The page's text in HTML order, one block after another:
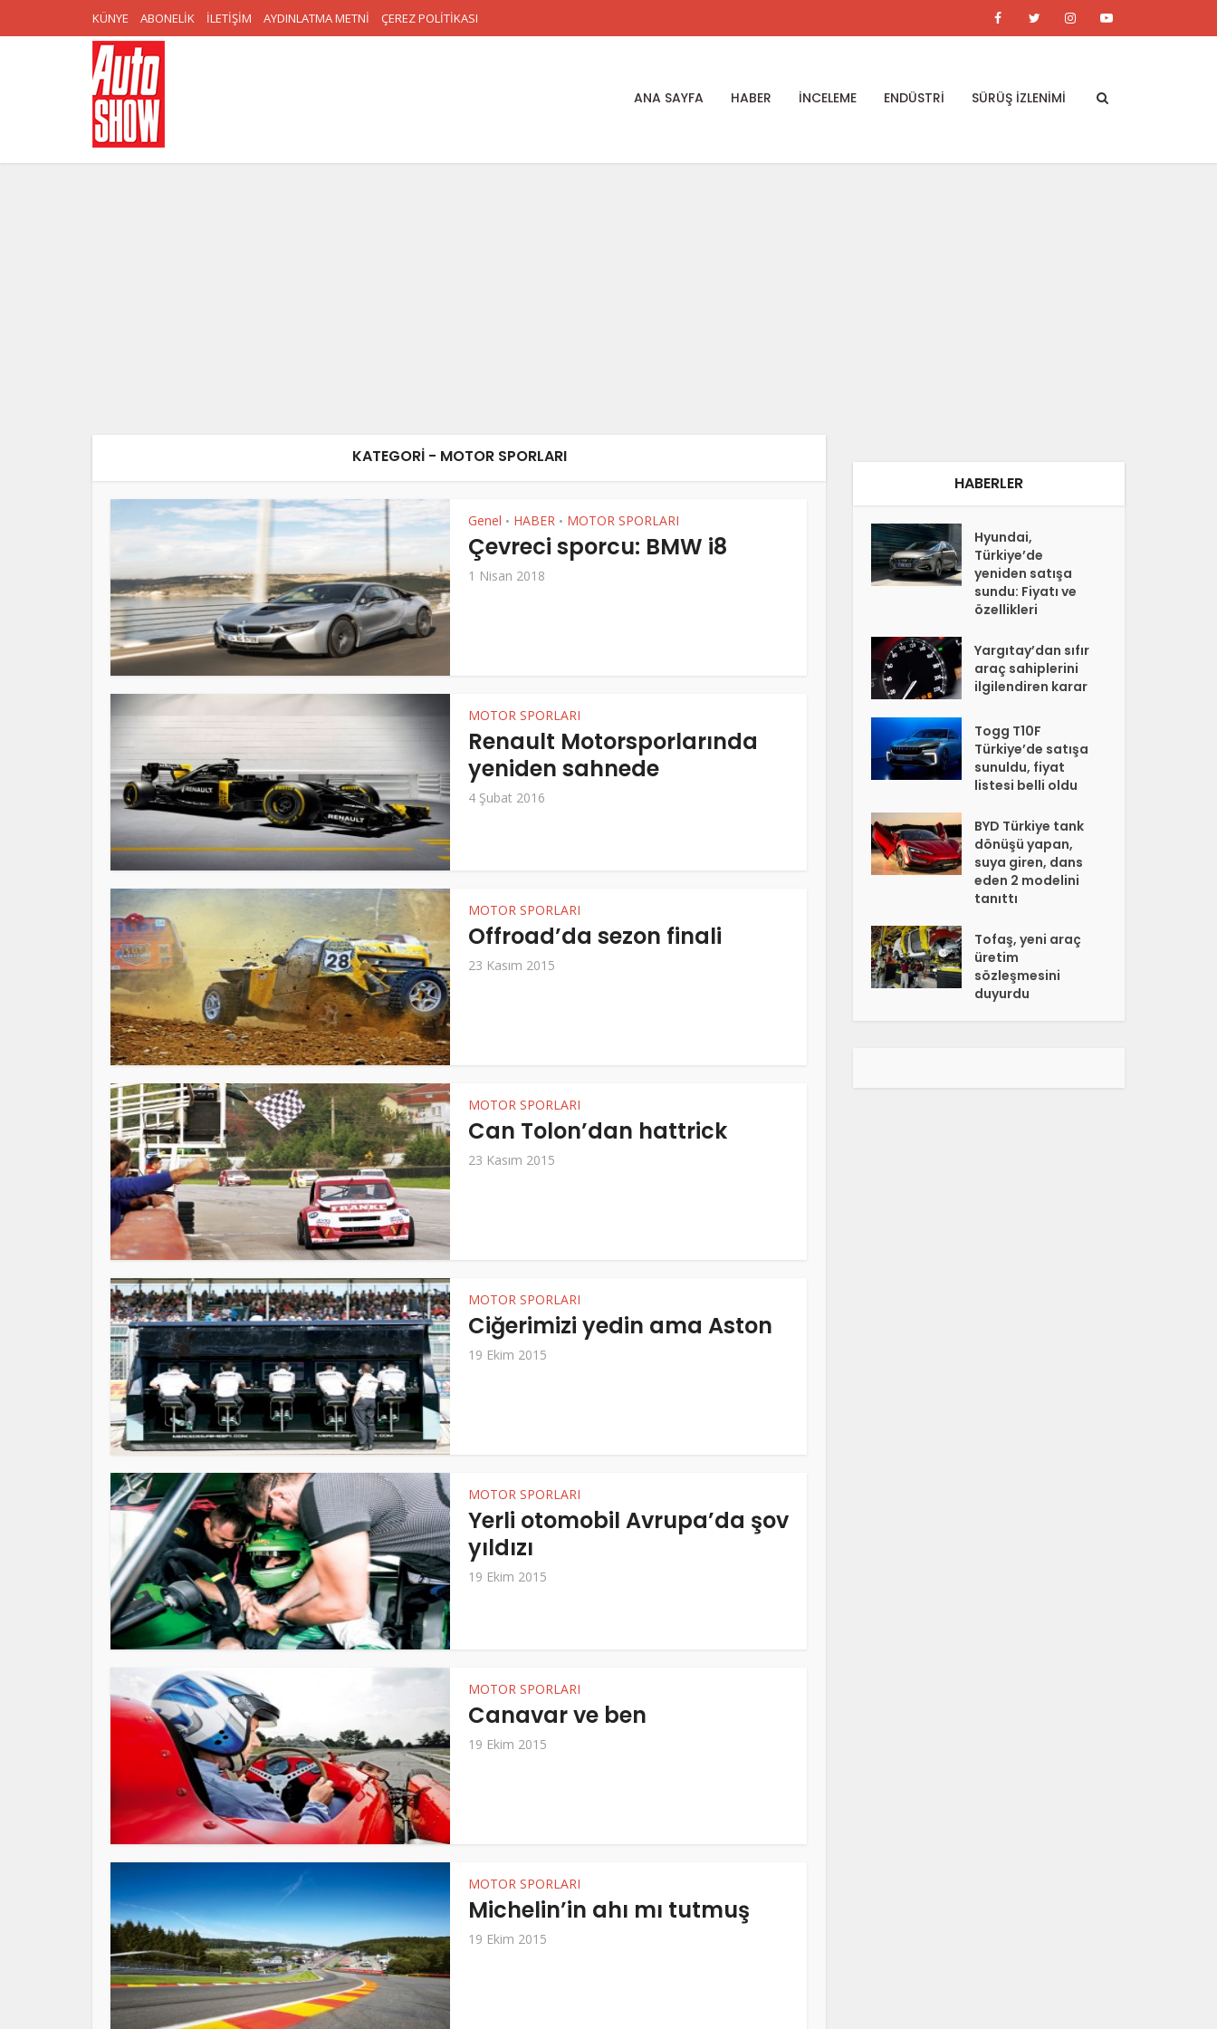
KÜNYE ABONELİK İLETİŞİM AYDINLATMA METNİ ÇEREZ POLİTİKASI
ANA SAYFA HABER İNCELEME ENDÜSTRİ SÜRÜŞ İZLENİMİ
KATEGORI - MOTOR SPORLARI
Genel • HABER • MOTOR SPORLARI
Çevreci sporcu: BMW i8
1 Nisan 2018
MOTOR SPORLARI
Renault Motorsporlarında
yeniden sahnede
4 Şubat 2016
MOTOR SPORLARI
Offroad’da sezon finali
23 Kasım 2015
MOTOR SPORLARI
Can Tolon’dan hattrick
23 Kasım 2015
MOTOR SPORLARI
Ciğerimizi yedin ama Aston
19 Ekim 2015
MOTOR SPORLARI
Yerli otomobil Avrupa’da şov
yıldızı
19 Ekim 2015
MOTOR SPORLARI
Canavar ve ben
19 Ekim 2015
MOTOR SPORLARI
Michelin’in ahı mı tutmuş
19 Ekim 2015
HABERLER
Hyundai,
Türkiye’de
yeniden satışa
sundu: Fiyatı ve
özellikleri
Yargıtay’dan sıfır
araç sahiplerini
ilgilendiren karar
Togg T10F
Türkiye’de satışa
sunuldu, fiyat
listesi belli oldu
BYD Türkiye tank
dönüşü yapan,
suya giren, dans
eden 2 modelini
tanıttı
Tofaş, yeni araç
üretim
sözleşmesini
duyurdu